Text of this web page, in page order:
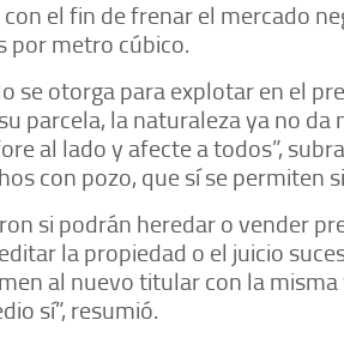
el fin de frenar el mercado
por metro cúbico.
se otorga para explotar en el
parcela, la naturaleza ya no da
al lado y afecte a todos”,
con pozo, que sí se permiten
si podrán heredar o vender
la propiedad o el juicio
al nuevo titular con la misma
sí”, resumió.